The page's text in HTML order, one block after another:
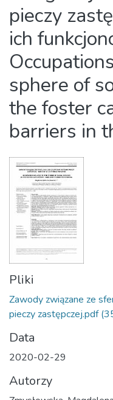
pieczy
ich
sphere of
the foster
barriers in
Pliki
Zawody związane ze
pieczy zastępczej.pdf
Data
2020-02-29
Autorzy